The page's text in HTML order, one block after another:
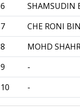
6
SHAMSUDIN
7
CHE RONI
8
MOHD
9
-
10
-